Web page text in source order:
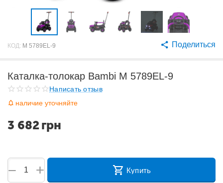
КОД: M 5789EL-9 Поделиться
Каталка-толокар Bambi M 5789EL-9
Написать отзыв
наличие уточняйте
3 682грн
+
− Купить